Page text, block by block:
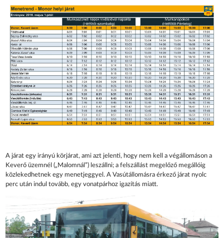
A járat egy irányú körjárat, ami azt jelenti, hogy nem kell a végállomáson a
Keverő üzemnél („Malomnál”) leszállni; a felszállást megelőző megállóig
közlekedhetnek egy menetjeggyel. A Vasútállomásra érkező járat nyolc
perc után indul tovább, egy vonatpárhoz igazítás miatt.